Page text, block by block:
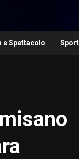
e Spettacolo Sport